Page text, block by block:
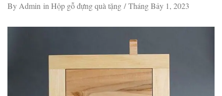
By Admin in Hộp gỗ đựng quà tặng Tháng Bảy 1, 2023